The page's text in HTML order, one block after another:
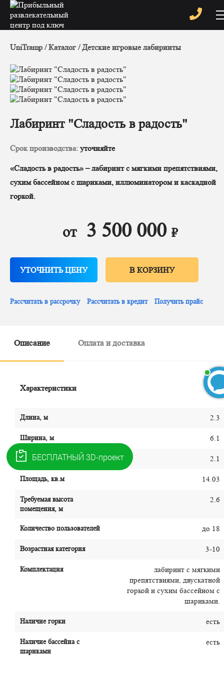
UniTramp Каталог Детские игровые лабиринты
Лабиринт "Сладость в радость"
Срок производства: уточняйте
«Сладость в радость» – лабиринт с мягкими препятствиями,
сухим бассейном с шариками, иллюминатором и каскадной
горкой.
от 3 500 000 ₽
УТОЧНИТЬ ЦЕНУ В КОРЗИНУ
Рассчитать в рассрочку Рассчитать в кредит Получить прайс
Описание Оплата и доставка
Характеристики
Длина, м 2.3
Ширина, м 6.1
Высота, м 2.1
Площадь, кв.м 14.03
Требуемая высота
помещения, м
2.6
Количество пользователей до 18
Возрастная категория 3-10
Комплектация
лабиринт с мягкими
препятствиями, двускатной
горкой и сухим бассейном с
шариками.
Наличие горки есть
Наличие бассейна с
шариками
есть